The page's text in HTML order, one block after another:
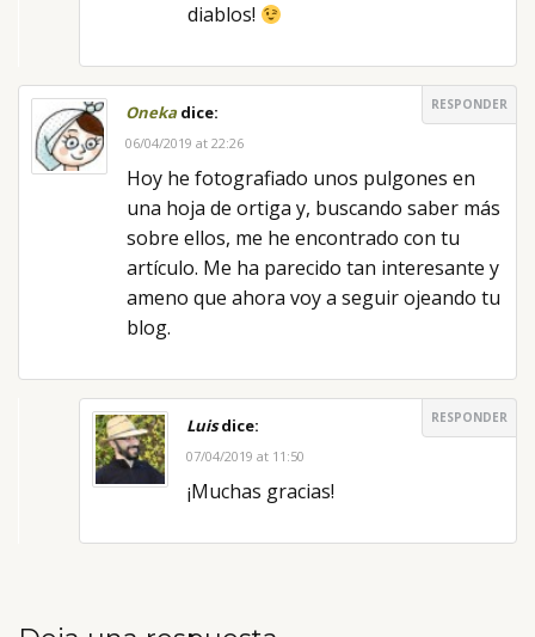
diablos!
Onekadice: RESPONDER
06/04/2019 at 22:26
Hoy he fotografiado unos pulgones en
una hoja de ortiga y, buscando saber más
sobre ellos, me he encontrado con tu
artículo. Me ha parecido tan interesante y
ameno que ahora voy a seguir ojeando tu
blog.
Luisdice: RESPONDER
07/04/2019 at 11:50
¡Muchas gracias!